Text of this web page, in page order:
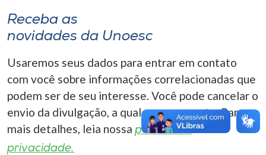
A-
Receba as
novidades da Unoesc
Usaremos seus dados para entrar em contato
com você sobre informações correlacionadas que
podem ser de seu interesse. Você pode cancelar o
envio da divulgação, a qualquer momento. Para
mais detalhes, leia nossa política de
privacidade.